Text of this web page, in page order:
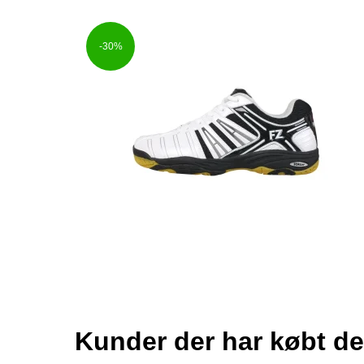
-30%
Kunder der har købt